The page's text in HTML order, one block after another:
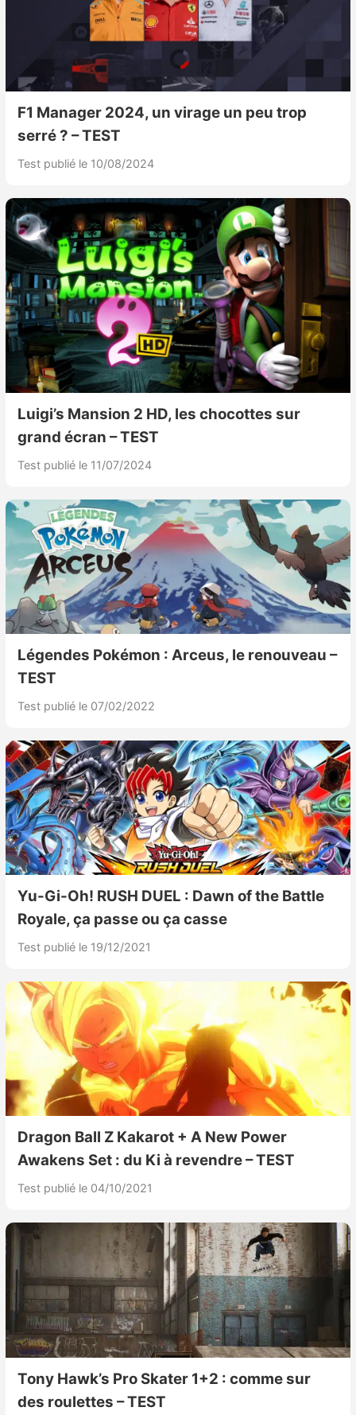
F1 Manager 2024, un virage un peu trop
serré ? – TEST
Test publié le 10/08/2024
Luigi’s Mansion 2 HD, les chocottes sur
grand écran – TEST
Test publié le 11/07/2024
Légendes Pokémon : Arceus, le renouveau –
TEST
Test publié le 07/02/2022
Yu-Gi-Oh! RUSH DUEL : Dawn of the Battle
Royale, ça passe ou ça casse
Test publié le 19/12/2021
Dragon Ball Z Kakarot + A New Power
Awakens Set : du Ki à revendre – TEST
Test publié le 04/10/2021
Tony Hawk’s Pro Skater 1+2 : comme sur
des roulettes – TEST